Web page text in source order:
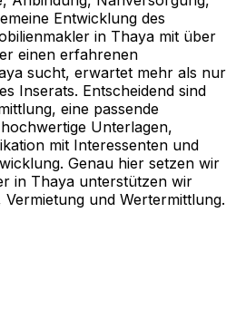
Entwicklung des
in Thaya mit über
einen erfahrenen
sucht, erwartet mehr als nur
Inserats. Entscheidend sind
eine passende
Unterlagen,
mit Interessenten und
Genau hier setzen wir
in Thaya unterstützen wir
und Wertermittlung.